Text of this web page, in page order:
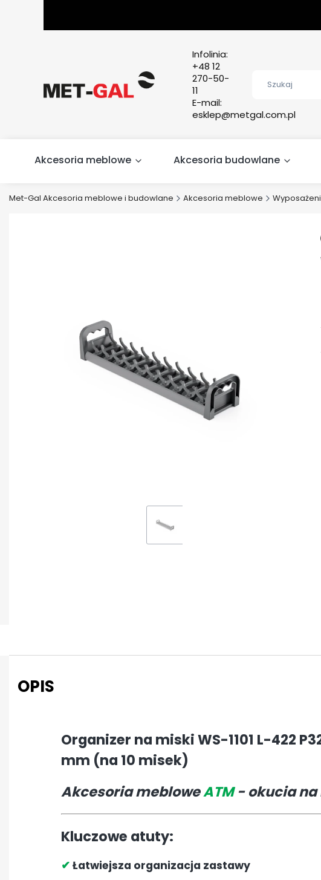
Infolinia:
+48 12
270-50-
11
E-mail:
esklep@metgal.com.pl
Akcesoria meblowe Akcesoria budowlane
Met-Gal Akcesoria meblowe i budowlane Akcesoria meblowe
OPIS
Organizer na miski WS-1101 L-422
mm (na 10 misek)
Akcesoria mebloweATM- okucia na
Kluczowe atuty:
✔ Łatwiejsza organizacja zastawy